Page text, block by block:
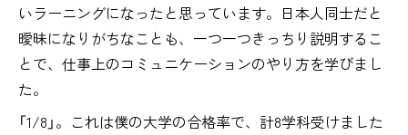
いラーニングになったと思っています。日本人同士だと
曖昧になりがちなことも、一つ一つきっちり説明するこ
とで、仕事上のコミュニケーションのやり方を学びまし
た。
「1/8」。これは僕の大学の合格率で、計8学科受けました